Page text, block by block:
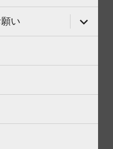
開
ー
を
展
開
い
サ
ブ
メ
ー
開